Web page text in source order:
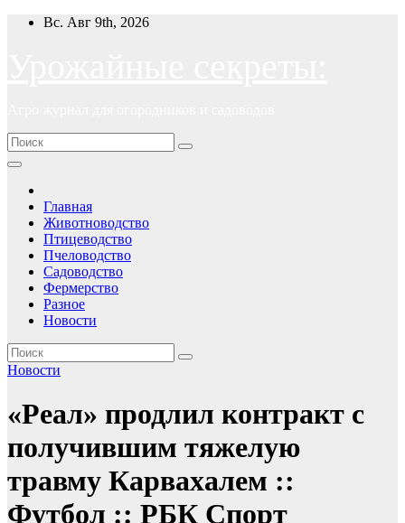
ПерейтиВс. Авг 9th, 2026
Главная
Животноводство
Птицеводство
Пчеловодство
Садоводство
Фермерство
Разное
Новости
Новости
«Реал» продлил контракт с
получившим тяжелую
травму Карвахалем ::
Футбол :: РБК Спорт